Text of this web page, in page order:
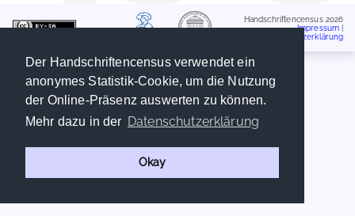
Der Handschriftencensus verwendet ein
anonymes Statistik-Cookie, um die Nutzung
der Online-Präsenz auswerten zu können.
Mehr dazu in der Datenschutzerklärung
Okay
Handschriftencensus 2026
Impressum
Datenschutzerklärung